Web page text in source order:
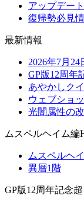
アップデー
復帰勢必見
最新情報
2026年7月
GP版12周年
あやかしク
ウェブショ
光闇属性の
ムスペルヘイム編
ムスペルヘ
異層1階
GP版12周年記念